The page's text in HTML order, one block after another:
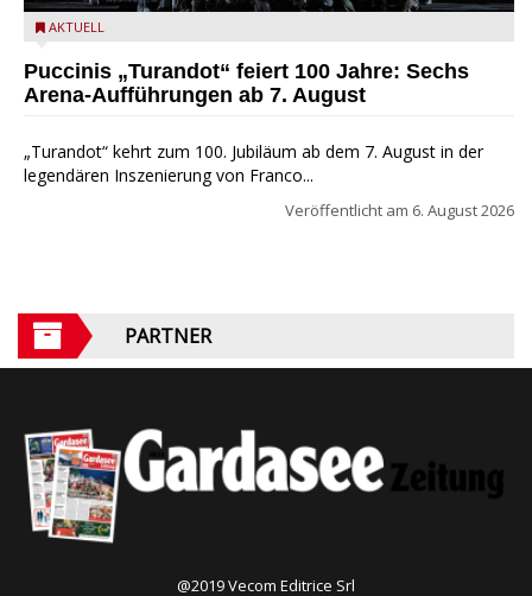
Turandot in der Arena von Verona - Ennevi für Fondazione
AKTUELL
Puccinis „Turandot“ feiert 100 Jahre: Sechs
Arena-Aufführungen ab 7. August
„Turandot“ kehrt zum 100. Jubiläum ab dem 7. August in der
legendären Inszenierung von Franco...
Veröffentlicht am 6. August 2026
PARTNER
@2019 Vecom Editrice Srl